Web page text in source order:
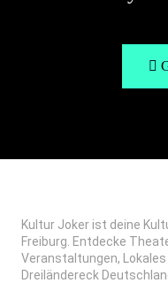
Kultur Joker ist deine
Freiburg. Entdecke
Veranstaltungen,
Dreiländereck